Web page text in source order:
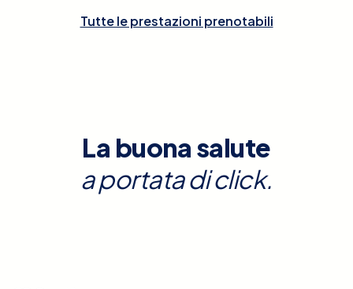
Tutte le prestazioni prenotabili
La buona salute
a portata di click.